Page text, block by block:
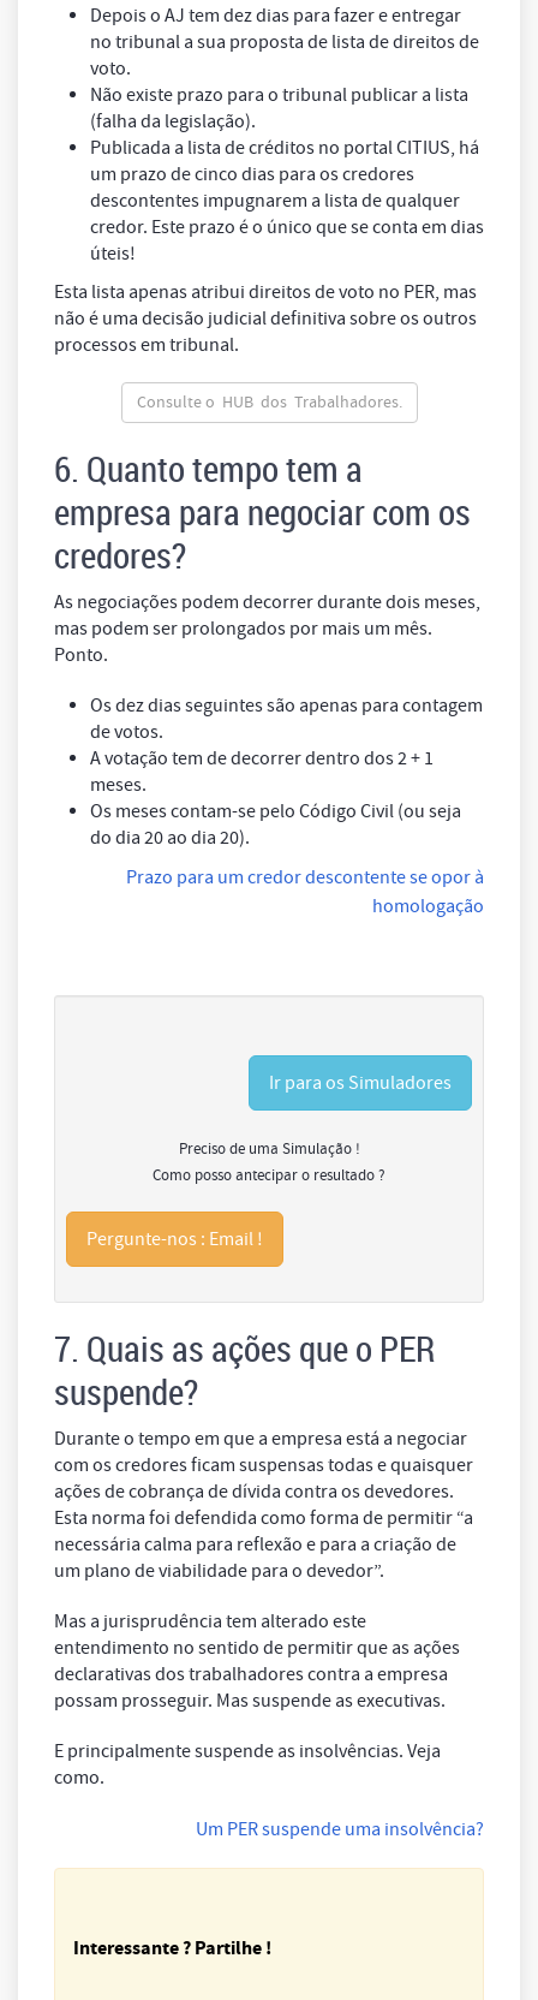
Depois o AJ tem dez dias para fazer e entregar
no tribunal a sua proposta de lista de direitos de
voto.
Não existe prazo para o tribunal publicar a lista
(falha da legislação).
Publicada a lista de créditos no portal CITIUS, há
um prazo de cinco dias para os credores
descontentes impugnarem a lista de qualquer
credor. Este prazo é o único que se conta em dias
úteis!
Esta lista apenas atribui direitos de voto no PER, mas
não é uma decisão judicial definitiva sobre os outros
processos em tribunal.
Consulte o HUB dos Trabalhadores.
6. Quanto tempo tem a
empresa para negociar com os
credores?
As negociações podem decorrer durante dois meses,
mas podem ser prolongados por mais um mês.
Ponto.
Os dez dias seguintes são apenas para contagem
de votos.
A votação tem de decorrer dentro dos 2 + 1
meses.
Os meses contam-se pelo Código Civil (ou seja
do dia 20 ao dia 20).
Prazo para um credor descontente se opor à
homologação
Ir para os Simuladores
Preciso de uma Simulação !
Como posso antecipar o resultado ?
Pergunte-nos : Email !
7. Quais as ações que o PER
suspende?
Durante o tempo em que a empresa está a negociar
com os credores ficam suspensas todas e quaisquer
ações de cobrança de dívida contra os devedores.
Esta norma foi defendida como forma de permitir “a
necessária calma para reflexão e para a criação de
um plano de viabilidade para o devedor”.
Mas a jurisprudência tem alterado este
entendimento no sentido de permitir que as ações
declarativas dos trabalhadores contra a empresa
possam prosseguir. Mas suspende as executivas.
E principalmente suspende as insolvências. Veja
como.
Um PER suspende uma insolvência?
Interessante ? Partilhe !